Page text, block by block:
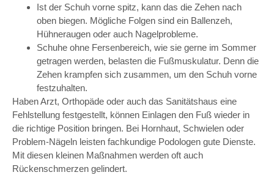
Ist der Schuh vorne spitz, kann das die Zehen nach
oben biegen. Mögliche Folgen sind ein Ballenzeh,
Hühneraugen oder auch Nagelprobleme.
Schuhe ohne Fersenbereich, wie sie gerne im Sommer
getragen werden, belasten die Fußmuskulatur. Denn die
Zehen krampfen sich zusammen, um den Schuh vorne
festzuhalten.
Haben Arzt, Orthopäde oder auch das Sanitätshaus eine
Fehlstellung festgestellt, können Einlagen den Fuß wieder in
die richtige Position bringen. Bei Hornhaut, Schwielen oder
Problem-Nägeln leisten fachkundige Podologen gute Dienste.
Mit diesen kleinen Maßnahmen werden oft auch
Rückenschmerzen gelindert.